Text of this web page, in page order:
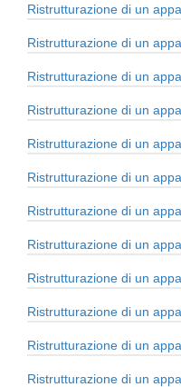
Ristrutturazione di un
Ristrutturazione di un
Ristrutturazione di un
Ristrutturazione di un
Ristrutturazione di un
Ristrutturazione di un
Ristrutturazione di un
Ristrutturazione di un
Ristrutturazione di un
Ristrutturazione di un
Ristrutturazione di un
Ristrutturazione di un